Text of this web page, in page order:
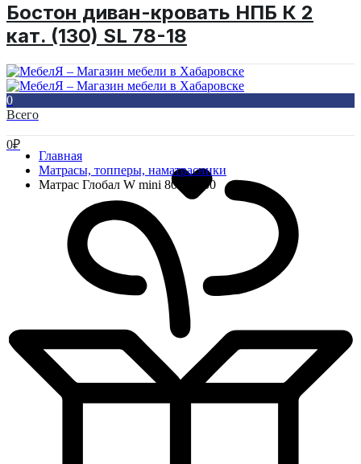
Бостон диван-кровать НПБ К 2
кат. (130) SL 78-18
0
Всего
0₽
Главная
Матрасы, топперы, наматрасники
Матрас Глобал W mini 800*2000